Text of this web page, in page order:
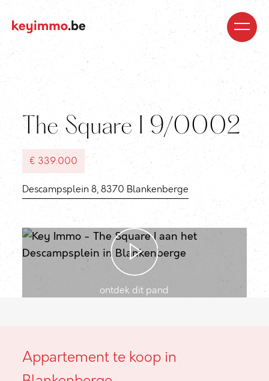
The Square I 9/0002
€ 339.000
Descampsplein 8, 8370 Blankenberge
ontdek dit pand
Appartement te koop in